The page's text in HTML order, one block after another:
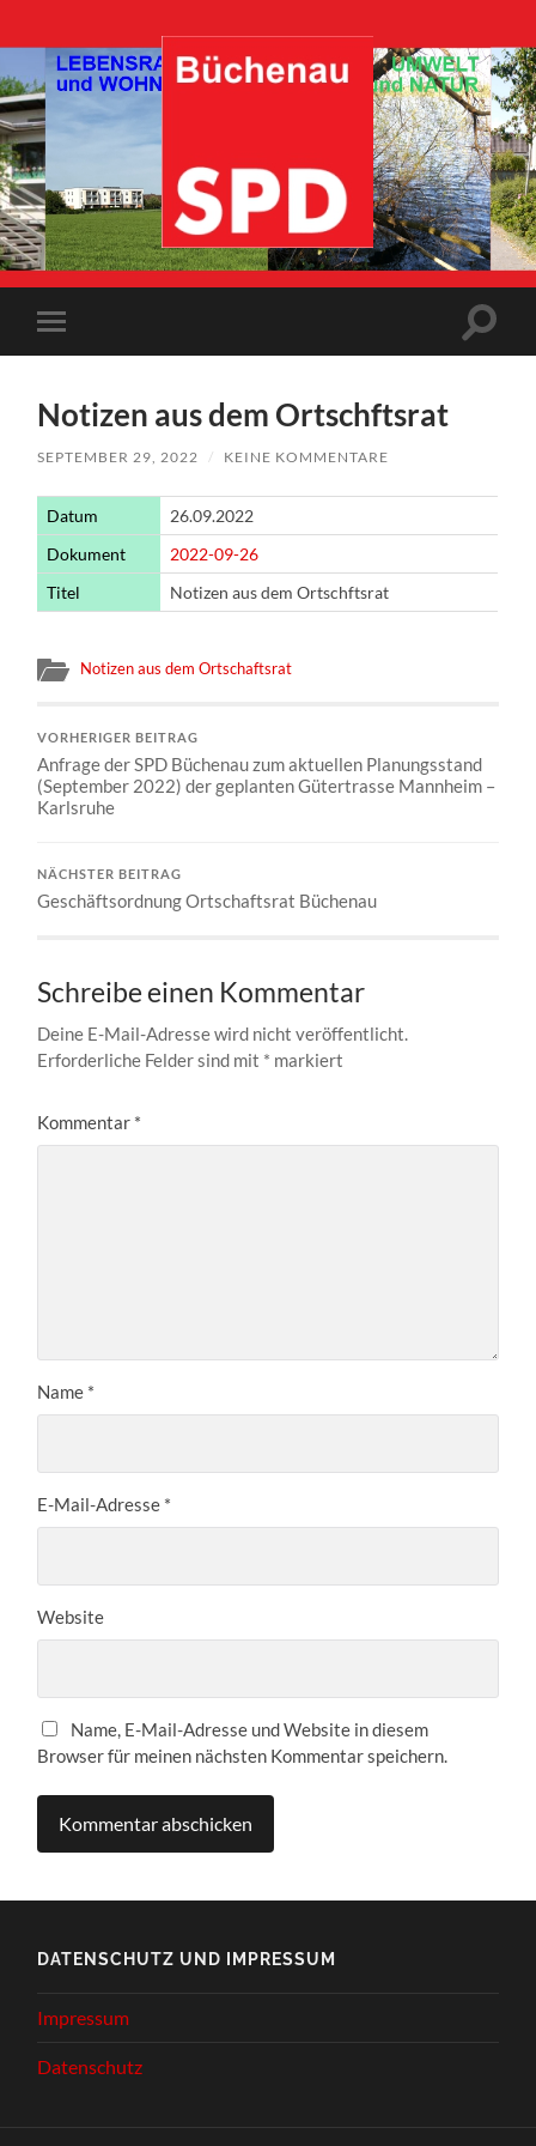
SPD-
Büchenau
Mobile-
Menü
Notizen aus dem Ortschftsrat
SEPTEMBER 29, 2022 / KEINE KOMMENTARE
Datum
26.09.2022
Dokument
2022-09-26
Titel
Notizen aus dem Ortschftsrat
Notizen aus dem Ortschaftsrat
VORHERIGER BEITRAG
Anfrage der SPD Büchenau zum aktuellen Planungsstand
(September 2022) der geplanten Gütertrasse Mannheim –
Karlsruhe
NÄCHSTER BEITRAG
Geschäftsordnung Ortschaftsrat Büchenau
Schreibe einen Kommentar
Deine E-Mail-Adresse wird nicht veröffentlicht.
Erforderliche Felder sind mit * markiert
Kommentar *
Name *
E-Mail-Adresse *
Website
Name, E-Mail-Adresse und Website in diesem
Browser für meinen nächsten Kommentar speichern.
DATENSCHUTZ UND IMPRESSUM
Impressum
Datenschutz